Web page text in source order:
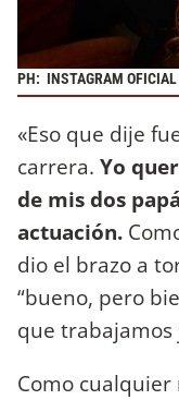
PH: INSTAGRAM
«Eso que dije
carrera. Yo
de mis dos
actuación.
dio el brazo a
“bueno, pero
que trabajamos
Como